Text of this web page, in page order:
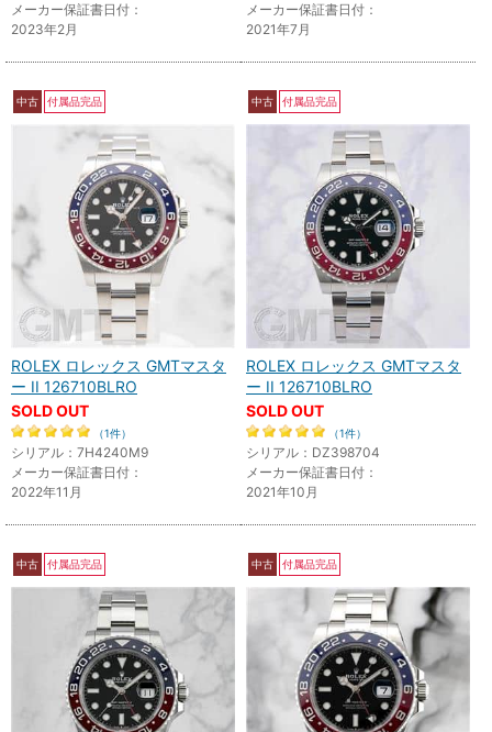
メーカー保証書日付：
2023年2月
メーカー保証書日付：
2021年7月
中古 付属品完品
ROLEX ロレックス GMTマスタ
ー II 126710BLRO
SOLD OUT
（1件）
シリアル：7H4240M9
メーカー保証書日付：
2022年11月
中古 付属品完品
ROLEX ロレックス GMTマスタ
ー II 126710BLRO
SOLD OUT
（1件）
シリアル：DZ398704
メーカー保証書日付：
2021年10月
中古 付属品完品 中古 付属品完品